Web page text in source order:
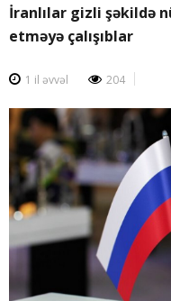
İranlılar gizli şəkildə
etməyə çalışıblar
1 il əvvəl 204